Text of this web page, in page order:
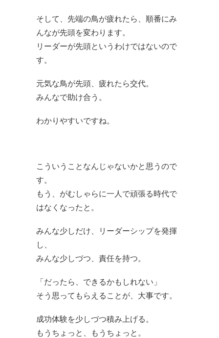
そして、先端の鳥が疲れたら、順番にみ
んなが先頭を変わります。
リーダーが先頭というわけではないので
す。
元気な鳥が先頭、疲れたら交代。
みんなで助け合う。
わかりやすいですね。
こういうことなんじゃないかと思うので
す。
もう、がむしゃらに一人で頑張る時代で
はなくなったと。
みんな少しだけ、リーダーシップを発揮
し、
みんな少しづつ、責任を持つ。
「だったら、できるかもしれない」
そう思ってもらえることが、大事です。
成功体験を少しづつ積み上げる。
もうちょっと、もうちょっと。